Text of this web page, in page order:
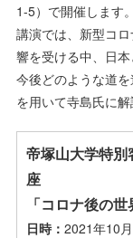
1-5）で開催します。
講演では、新型コ
響を受ける中、日
今後どのような道
を用いて寺島氏に解
帝塚山大学特
座
「コロナ後の世
日時： 2021年10